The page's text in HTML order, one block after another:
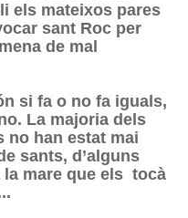
els mateixos pares
sant Roc per
de mal
si fa o no fa iguals,
La majoria dels
no han estat mai
sants, d’alguns
mare que els tocà